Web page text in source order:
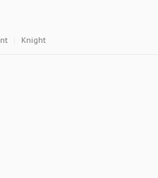
Knight